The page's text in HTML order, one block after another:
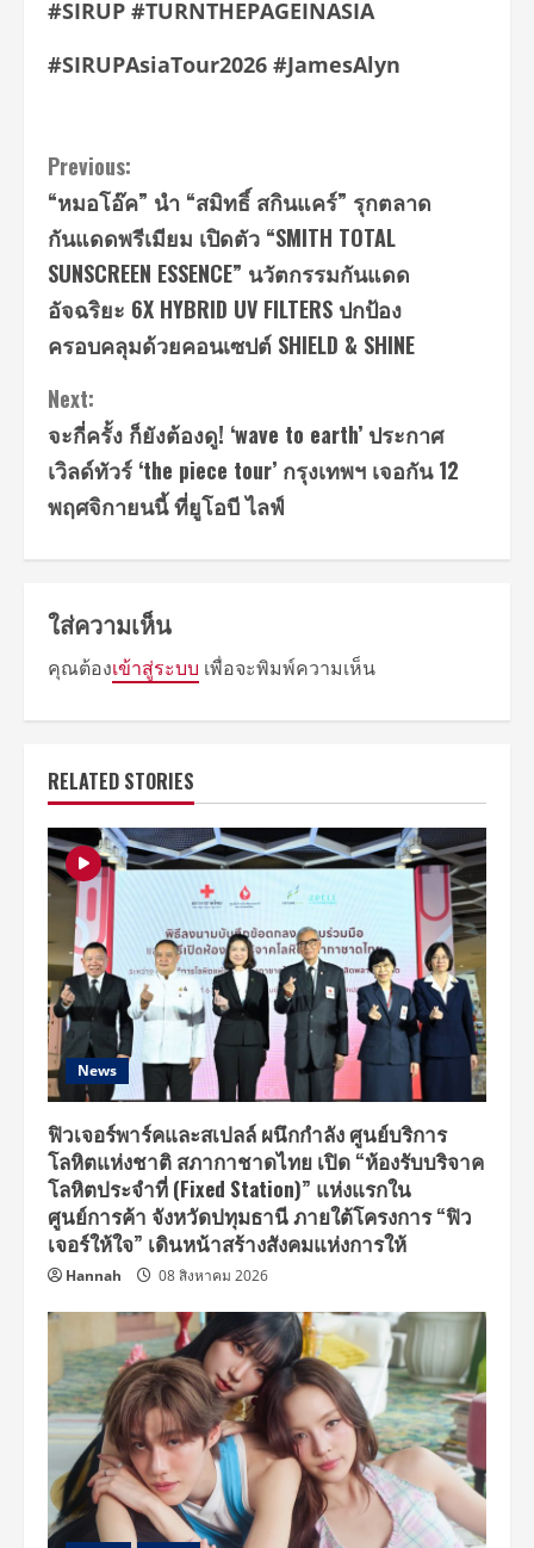
#SIRUP #TURNTHEPAGEINASIA
#SIRUPAsiaTour2026 #JamesAlyn
Continue
Reading
Previous:
“หมอโอ๊ค” นำ “สมิทธิ์ สกินแคร์” รุกตลาด
กันแดดพรีเมียม เปิดตัว “SMITH TOTAL
SUNSCREEN ESSENCE” นวัตกรรมกันแดด
อัจฉริยะ 6X HYBRID UV FILTERS ปกป้อง
ครอบคลุมด้วยคอนเซปต์ SHIELD & SHINE
Next:
จะกี่ครั้ง ก็ยังต้องดู! ‘wave to earth’ ประกาศ
เวิลด์ทัวร์ ‘the piece tour’ กรุงเทพฯ เจอกัน 12
พฤศจิกายนนี้ ที่ยูโอบี ไลฟ์
ใส่ความเห็น
คุณต้องเข้าสู่ระบบ เพื่อจะพิมพ์ความเห็น
RELATED STORIES
News
ฟิวเจอร์พาร์คและสเปลล์ ผนึกกำลัง ศูนย์บริการ
โลหิตแห่งชาติ สภากาชาดไทย เปิด “ห้องรับบริจาค
โลหิตประจำที่ (Fixed Station)” แห่งแรกใน
ศูนย์การค้า จังหวัดปทุมธานี ภายใต้โครงการ “ฟิว
เจอร์ให้ใจ” เดินหน้าสร้างสังคมแห่งการให้
Hannah 08 สิงหาคม 2026